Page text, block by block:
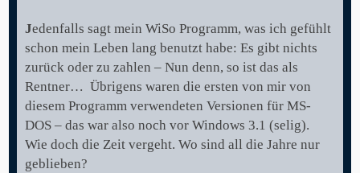
Jedenfalls sagt mein WiSo Programm, was ich gefühlt
schon mein Leben lang benutzt habe: Es gibt nichts
zurück oder zu zahlen – Nun denn, so ist das als
Rentner… Übrigens waren die ersten von mir von
diesem Programm verwendeten Versionen für MS-
DOS – das war also noch vor Windows 3.1 (selig).
Wie doch die Zeit vergeht. Wo sind all die Jahre nur
geblieben?